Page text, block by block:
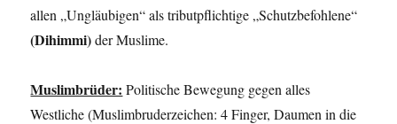
allen „Ungläubigen“ als tributpflichtige „Schutzbefohlene“
(Dihimmi)der Muslime.
Muslimbrüder: Politische Bewegung gegen alles
Westliche (Muslimbruderzeichen: 4 Finger, Daumen in die